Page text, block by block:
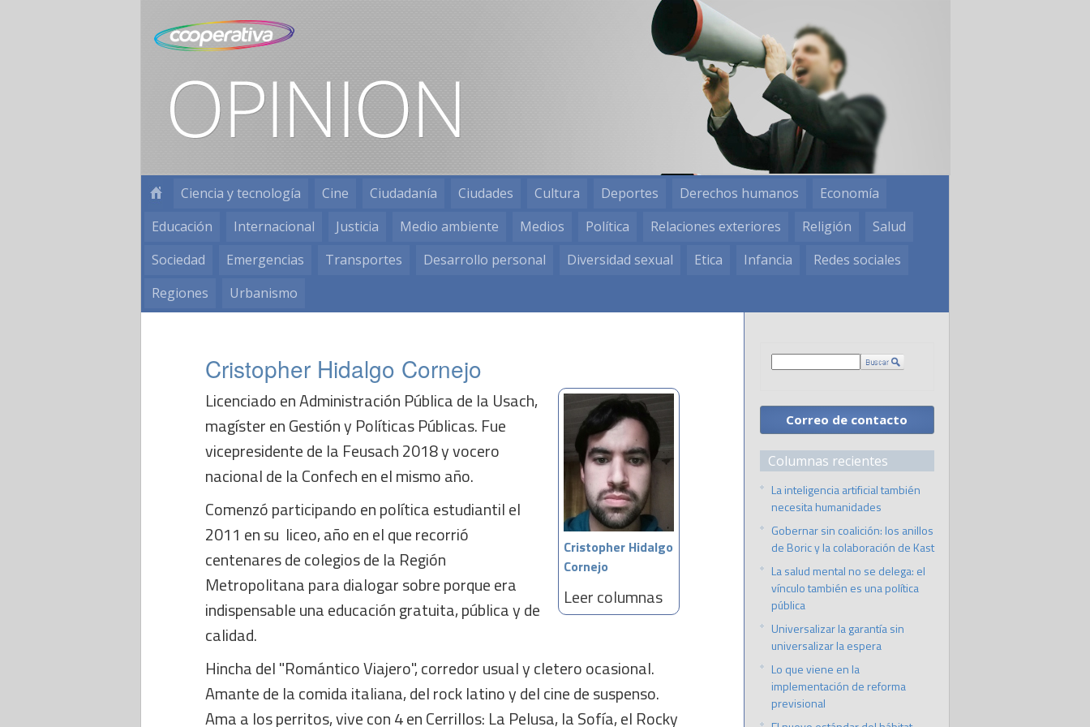
Ciencia y tecnología Cine Ciudadanía Ciudades Cultura Deportes Derechos humanos
Economía
Educación
Internacional Justicia Medio ambiente Medios Política Relaciones exteriores Religión
Salud
Sociedad
Emergencias Transportes Desarrollo personal Diversidad sexual Etica Infancia
Redes sociales
Regiones
Urbanismo
Cristopher Hidalgo Cornejo
Cristopher Hidalgo
Cornejo
Leer columnas
Licenciado en Administración Pública de la Usach,
magíster en Gestión y Políticas Públicas. Fue
vicepresidente de la Feusach 2018 y vocero
nacional de la Confech en el mismo año.
Comenzó participando en política estudiantil el
2011 en su liceo, año en el que recorrió
centenares de colegios de la Región
Metropolitana para dialogar sobre porque era
indispensable una educación gratuita, pública y de
calidad.
Hincha del "Romántico Viajero", corredor usual y cletero ocasional.
Amante de la comida italiana, del rock latino y del cine de suspenso.
Ama a los perritos, vive con 4 en Cerrillos: La Pelusa, la Sofía, el Rocky
Correo de contacto
Columnas recientes
La inteligencia artificial también
necesita humanidades
Gobernar sin coalición: los anillos
de Boric y la colaboración de Kast
La salud mental no se delega: el
vínculo también es una política
pública
Universalizar la garantía sin
universalizar la espera
Lo que viene en la
implementación de reforma
previsional